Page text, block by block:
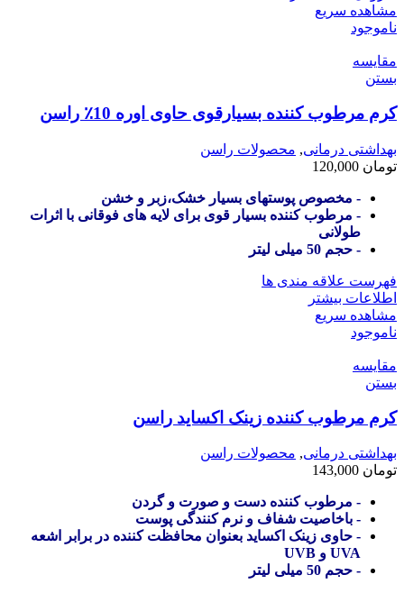
مشاهده سریع
ناموجود
مقایسه
بستن
کرم مرطوب کننده بسیارقوی حاوی اوره 10٪ راسن
بهداشتی درمانی, محصولات راسن
تومان
- مخصوص پوستهای بسیار خشک،زبر و خشن
- مرطوب کننده بسیار قوی برای لایه های فوقانی با اثرات
طولانی
- حجم 50 میلی لیتر
فهرست علاقه مندی ها
اطلاعات بیشتر
مشاهده سریع
ناموجود
مقایسه
بستن
کرم مرطوب کننده زینک اکساید راسن
بهداشتی درمانی, محصولات راسن
تومان
- مرطوب کننده دست و صورت و گردن
- باخاصیت شفاف و نرم کنندگی پوست
- حاوی زینک اکساید بعنوان محافظت کننده در برابر اشعه
UVA و UVB
- حجم 50 میلی لیتر